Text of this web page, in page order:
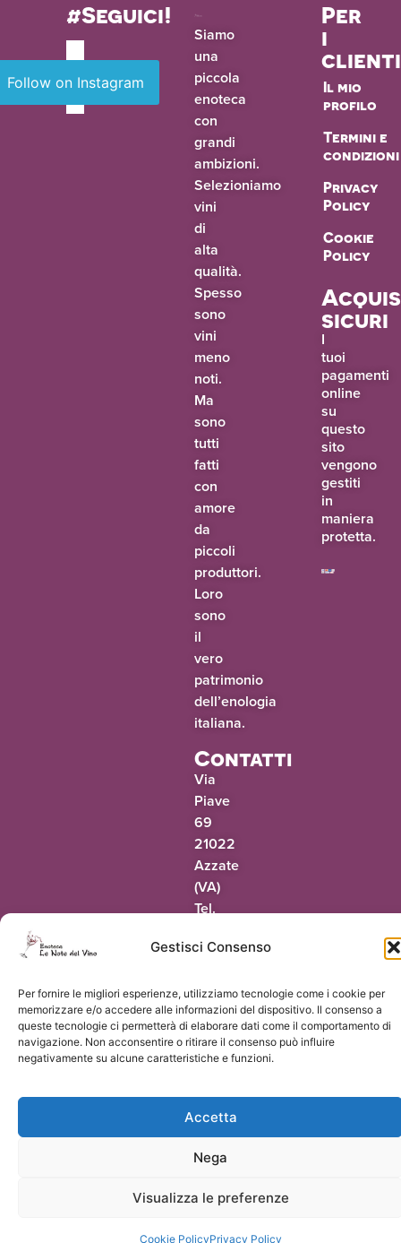
Gestisci Consenso
Per fornire le migliori esperienze, utilizziamo tecnologie come i cookie per
memorizzare e/o accedere alle informazioni del dispositivo. Il consenso a
queste tecnologie ci permetterà di elaborare dati come il comportamento di
navigazione. Non acconsentire o ritirare il consenso può influire
negativamente su alcune caratteristiche e funzioni.
Accetta
Nega
Visualizza le preferenze
Cookie PolicyPrivacy Policy
Siamo
una
piccola
enoteca
con
grandi
ambizioni.
Selezioniamo
vini
di
alta
qualità.
Spesso
sono
vini
meno
noti.
Ma
sono
tutti
fatti
con
amore
da
piccoli
produttori.
Loro
sono
il
vero
patrimonio
dell’enologia
italiana.
Contatti
Via
Piave
69
21022
Azzate
(VA)
Tel.
318942
ti.onivledetonel
@oaic
Per
i
clienti
Il mio
profilo
Termini e
condizioni
Privacy
Policy
Cookie
Policy
sicuri
I
tuoi
pagamenti
online
su
questo
sito
vengono
gestiti
in
maniera
protetta.
#Seguici!
Follow on Instagram